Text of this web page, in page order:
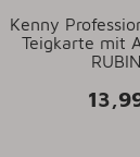
Kenny
Teigkarte mit